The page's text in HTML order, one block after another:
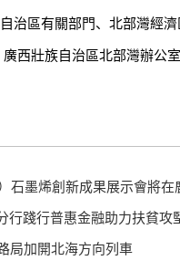
治區有關部門、北部灣經
西壯族自治區北部灣辦公
石墨烯創新成果展示會將在
行踐行普惠金融助力扶貧攻
局加開北海方向列車